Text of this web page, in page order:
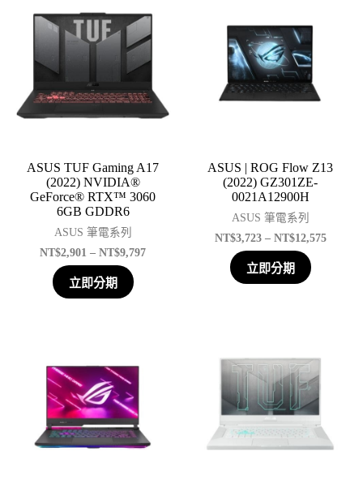
ASUS TUF Gaming A17
(2022) NVIDIA®
GeForce® RTX™ 3060
6GB GDDR6
ASUS 筆電系列
NT$2,901 – NT$9,797
立即分期
ASUS | ROG Flow Z13
(2022) GZ301ZE-
0021A12900H
ASUS 筆電系列
NT$3,723 – NT$12,575
立即分期